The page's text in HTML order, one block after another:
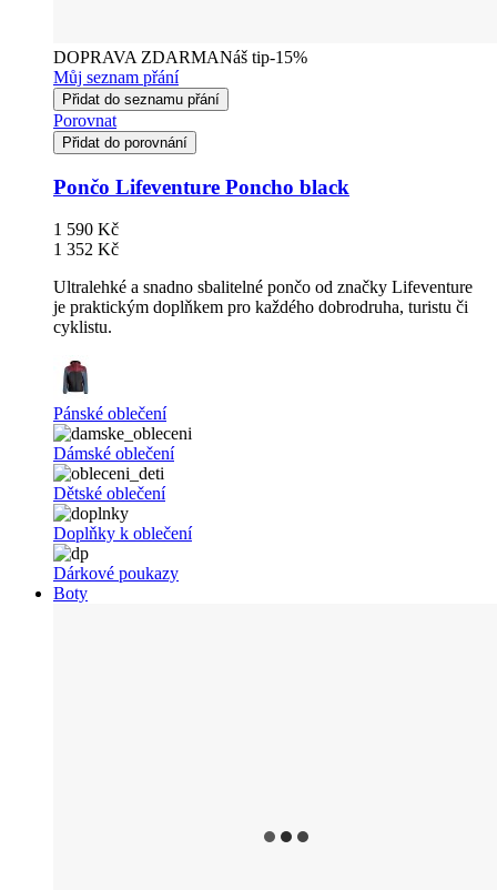
DOPRAVA ZDARMANáš tip-15%
Můj seznam přání
Přidat do seznamu přání
Porovnat
Přidat do porovnání
Pončo Lifeventure Poncho black
1 590 Kč
1 352 Kč
Ultralehké a snadno sbalitelné pončo od značky Lifeventure
je praktickým doplňkem pro každého dobrodruha, turistu či
cyklistu.
Pánské oblečení
Dámské oblečení
Dětské oblečení
Doplňky k oblečení
Dárkové poukazy
Boty